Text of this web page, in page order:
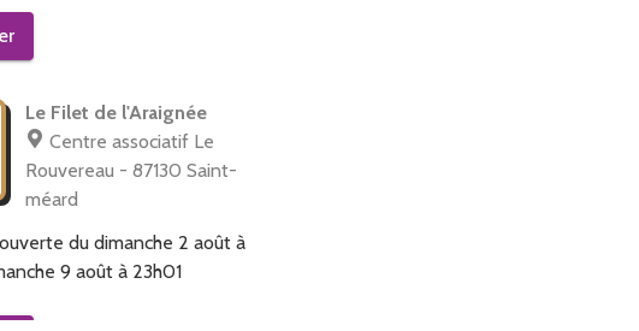
Le Filet de l'Araignée
Centre associatif Le
Rouvereau - 87130 Saint-
méard
du dimanche 2 août à
9 août à 23h01